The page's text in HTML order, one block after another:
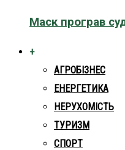
Маск програв
+
АГРОБІЗНЕС
ЕНЕРГЕТИКА
НЕРУХОМІСТЬ
ТУРИЗМ
СПОРТ